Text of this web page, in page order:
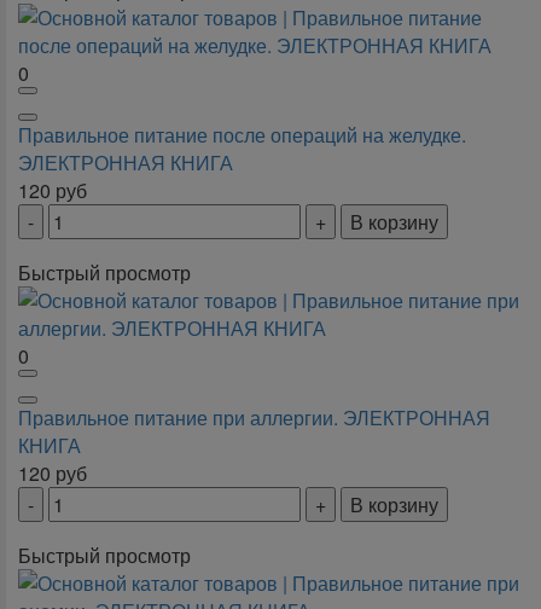
0
Правильное питание после операций на желудке.
ЭЛЕКТРОННАЯ КНИГА
120 руб
В корзину
Быстрый просмотр
0
Правильное питание при аллергии. ЭЛЕКТРОННАЯ
КНИГА
120 руб
В корзину
Быстрый просмотр